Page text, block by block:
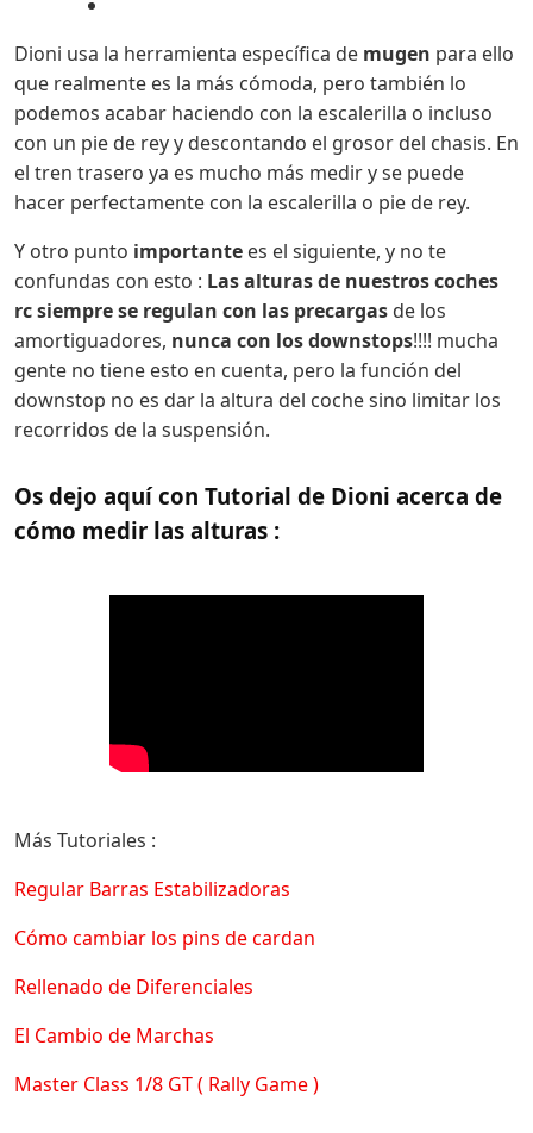
Dioni usa la herramienta específica de mugen para ello
que realmente es la más cómoda, pero también lo
podemos acabar haciendo con la escalerilla o incluso
con un pie de rey y descontando el grosor del chasis. En
el tren trasero ya es mucho más medir y se puede
hacer perfectamente con la escalerilla o pie de rey.
Y otro punto importante es el siguiente, y no te
confundas con esto : Las alturas de nuestros coches
rc siempre se regulan con las precargas de los
amortiguadores, nunca con los downstops!!!! mucha
gente no tiene esto en cuenta, pero la función del
downstop no es dar la altura del coche sino limitar los
recorridos de la suspensión.
Os dejo aquí con Tutorial de Dioni acerca de
cómo medir las alturas :
Más Tutoriales :
Regular Barras Estabilizadoras
Cómo cambiar los pins de cardan
Rellenado de Diferenciales
El Cambio de Marchas
Master Class 1/8 GT ( Rally Game )